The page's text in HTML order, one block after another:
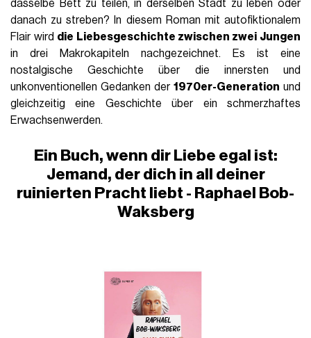
dasselbe Bett zu teilen, in derselben Stadt zu leben oder
danach zu streben? In diesem Roman mit autofiktionalem
Flair wird die Liebesgeschichte zwischen zwei Jungen
in drei Makrokapiteln nachgezeichnet. Es ist eine
nostalgische Geschichte über die innersten und
unkonventionellen Gedanken der 1970er-Generation und
gleichzeitig eine Geschichte über ein schmerzhaftes
Erwachsenwerden.
Ein Buch, wenn dir Liebe egal ist:
Jemand, der dich in all deiner
ruinierten Pracht liebt - Raphael Bob-
Waksberg